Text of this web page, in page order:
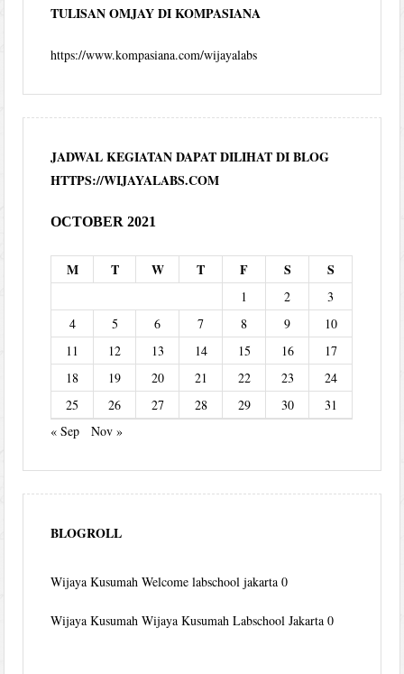
TULISAN OMJAY DI KOMPASIANA
https://www.kompasiana.com/wijayalabs
JADWAL KEGIATAN DAPAT DILIHAT DI BLOG
HTTPS://WIJAYALABS.COM
OCTOBER 2021
M T W T F S S
1 2
3
4
5 6 7 8 9
10
11
12 13 14 15 16
17
18
19 20 21 22 23
24
25
26 27 28 29 30
31
« Sep
Nov »
BLOGROLL
Wijaya Kusumah Welcome labschool jakarta 0
Wijaya Kusumah Wijaya Kusumah Labschool Jakarta 0